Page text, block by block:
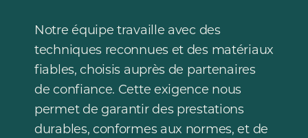
Notre équipe travaille avec des
techniques reconnues et des matériaux
fiables, choisis auprès de partenaires
de confiance. Cette exigence nous
permet de garantir des prestations
durables, conformes aux normes, et de